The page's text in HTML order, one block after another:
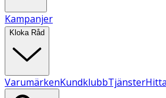
Kampanjer
Kloka Råd
VarumärkenKundklubbTjänster